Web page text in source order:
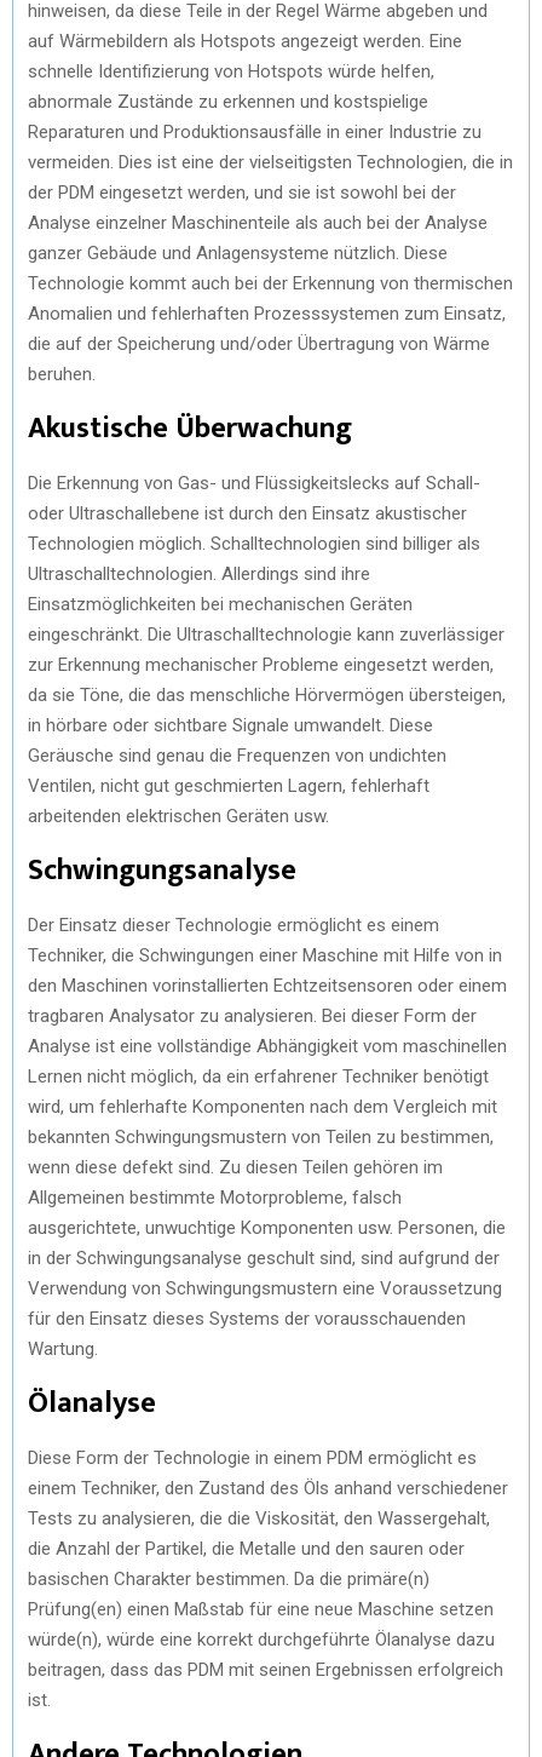
hinweisen, da diese Teile in der Regel Wärme abgeben und
auf Wärmebildern als Hotspots angezeigt werden. Eine
schnelle Identifizierung von Hotspots würde helfen,
abnormale Zustände zu erkennen und kostspielige
Reparaturen und Produktionsausfälle in einer Industrie zu
vermeiden. Dies ist eine der vielseitigsten Technologien, die in
der PDM eingesetzt werden, und sie ist sowohl bei der
Analyse einzelner Maschinenteile als auch bei der Analyse
ganzer Gebäude und Anlagensysteme nützlich. Diese
Technologie kommt auch bei der Erkennung von thermischen
Anomalien und fehlerhaften Prozesssystemen zum Einsatz,
die auf der Speicherung und/oder Übertragung von Wärme
beruhen.
Akustische Überwachung
Die Erkennung von Gas- und Flüssigkeitslecks auf Schall-
oder Ultraschallebene ist durch den Einsatz akustischer
Technologien möglich. Schalltechnologien sind billiger als
Ultraschalltechnologien. Allerdings sind ihre
Einsatzmöglichkeiten bei mechanischen Geräten
eingeschränkt. Die Ultraschalltechnologie kann zuverlässiger
zur Erkennung mechanischer Probleme eingesetzt werden,
da sie Töne, die das menschliche Hörvermögen übersteigen,
in hörbare oder sichtbare Signale umwandelt. Diese
Geräusche sind genau die Frequenzen von undichten
Ventilen, nicht gut geschmierten Lagern, fehlerhaft
arbeitenden elektrischen Geräten usw.
Schwingungsanalyse
Der Einsatz dieser Technologie ermöglicht es einem
Techniker, die Schwingungen einer Maschine mit Hilfe von in
den Maschinen vorinstallierten Echtzeitsensoren oder einem
tragbaren Analysator zu analysieren. Bei dieser Form der
Analyse ist eine vollständige Abhängigkeit vom maschinellen
Lernen nicht möglich, da ein erfahrener Techniker benötigt
wird, um fehlerhafte Komponenten nach dem Vergleich mit
bekannten Schwingungsmustern von Teilen zu bestimmen,
wenn diese defekt sind. Zu diesen Teilen gehören im
Allgemeinen bestimmte Motorprobleme, falsch
ausgerichtete, unwuchtige Komponenten usw. Personen, die
in der Schwingungsanalyse geschult sind, sind aufgrund der
Verwendung von Schwingungsmustern eine Voraussetzung
für den Einsatz dieses Systems der vorausschauenden
Wartung.
Ölanalyse
Diese Form der Technologie in einem PDM ermöglicht es
einem Techniker, den Zustand des Öls anhand verschiedener
Tests zu analysieren, die die Viskosität, den Wassergehalt,
die Anzahl der Partikel, die Metalle und den sauren oder
basischen Charakter bestimmen. Da die primäre(n)
Prüfung(en) einen Maßstab für eine neue Maschine setzen
würde(n), würde eine korrekt durchgeführte Ölanalyse dazu
beitragen, dass das PDM mit seinen Ergebnissen erfolgreich
ist.